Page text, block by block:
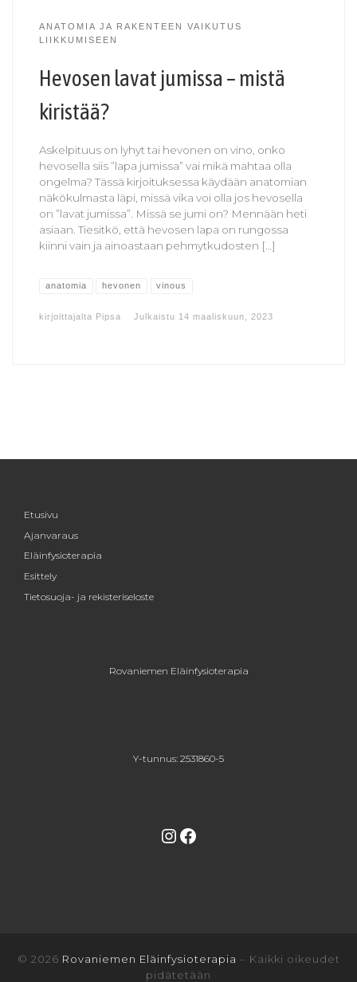
ANATOMIA JA RAKENTEEN VAIKUTUS
LIIKKUMISEEN
Hevosen lavat jumissa – mistä
kiristää?
Askelpituus on lyhyt tai hevonen on vino, onko
hevosella siis ”lapa jumissa” vai mikä mahtaa olla
ongelma? Tässä kirjoituksessa käydään anatomian
näkökulmasta läpi, missä vika voi olla jos hevosella
on ”lavat jumissa”. Missä se jumi on? Mennään heti
asiaan. Tiesitkö, että hevosen lapa on rungossa
kiinni vain ja ainoastaan pehmytkudosten […]
anatomia hevonen vinous
kirjoittajalta Pipsa Julkaistu 14 maaliskuun, 2023
Etusivu
Ajanvaraus
Eläinfysioterapia
Esittely
Tietosuoja- ja rekisteriseloste
Rovaniemen Eläinfysioterapia
Y-tunnus: 2531860-5
Instagram
Facebook
© 2026 Rovaniemen Eläinfysioterapia – Kaikki oikeudet
pidätetään